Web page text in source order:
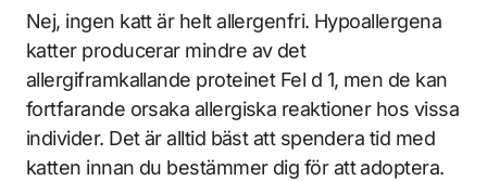
Nej, ingen katt är helt allergenfri. Hypoallergena
katter producerar mindre av det
allergiframkallande proteinet Fel d 1, men de kan
fortfarande orsaka allergiska reaktioner hos vissa
individer. Det är alltid bäst att spendera tid med
katten innan du bestämmer dig för att adoptera.